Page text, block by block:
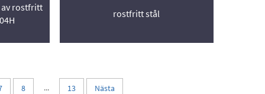
rostfritt
rostfritt stål
8 ... 13 Nästa